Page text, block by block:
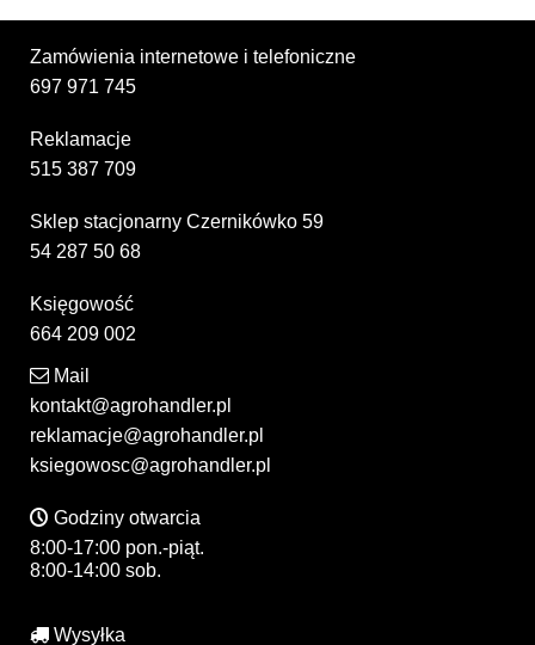
Zamówienia internetowe i telefoniczne
697 971 745
Reklamacje
515 387 709
Sklep stacjonarny Czernikówko 59
54 287 50 68
Księgowość
664 209 002
Mail
kontakt@agrohandler.pl
reklamacje@agrohandler.pl
ksiegowosc@agrohandler.pl
Godziny otwarcia
8:00-17:00 pon.-piąt.
8:00-14:00 sob.
Wysyłka